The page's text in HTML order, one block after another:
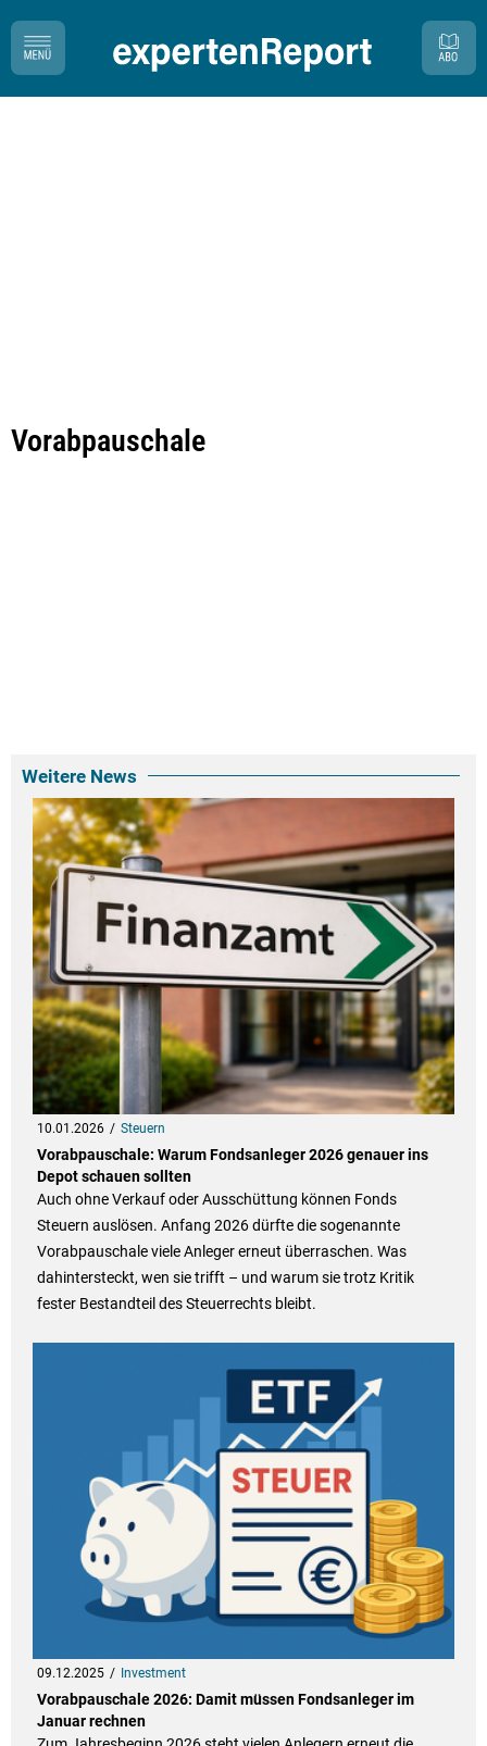
Vorabpauschale
Weitere News
10.01.2026 Steuern
Vorabpauschale: Warum Fondsanleger 2026 genauer ins
Depot schauen sollten
Auch ohne Verkauf oder Ausschüttung können Fonds
Steuern auslösen. Anfang 2026 dürfte die sogenannte
Vorabpauschale viele Anleger erneut überraschen. Was
dahintersteckt, wen sie trifft – und warum sie trotz Kritik
fester Bestandteil des Steuerrechts bleibt.
09.12.2025 Investment
Vorabpauschale 2026: Damit müssen Fondsanleger im
Januar rechnen